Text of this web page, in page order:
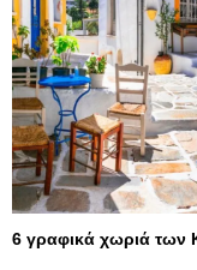
6 γραφικά χωριά των